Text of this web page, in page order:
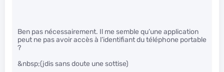
Ben pas nécessairement. Il me semble qu’une application
peut ne pas avoir accès à l’identifiant du téléphone portable
?
&nbsp;(jdis sans doute une sottise)